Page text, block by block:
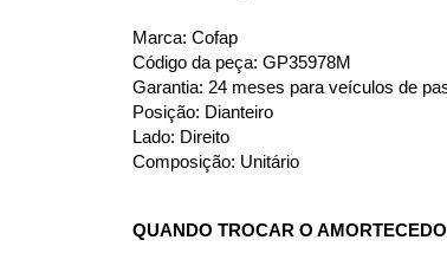
Marca: Cofap
Código da peça: GP35978M
Garantia: 24 meses para veículos de
Posição: Dianteiro
Lado: Direito
Composição: Unitário
QUANDO TROCAR O